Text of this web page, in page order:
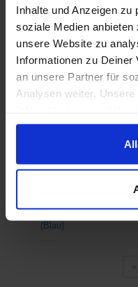
Inhalte und Anzeigen zu
soziale Medien
unsere Website zu
Informationen zu Deiner
an unsere Partner für
Analysen weiter.
zusammen, die Du
im Rahmen Deiner
haben.
in 1
Pixel
ab
1/3.2
in 1